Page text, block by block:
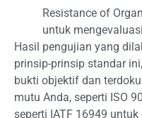
Resistance of
untuk
Hasil pengujian yang
prinsip-prinsip standar
bukti objektif dan
mutu Anda, seperti ISO
seperti IATF 16949